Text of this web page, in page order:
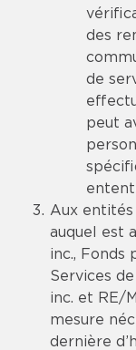
des
de
peut
Aux
auquel est
inc., Fonds
Services
inc. et RE/
mesure
dernière